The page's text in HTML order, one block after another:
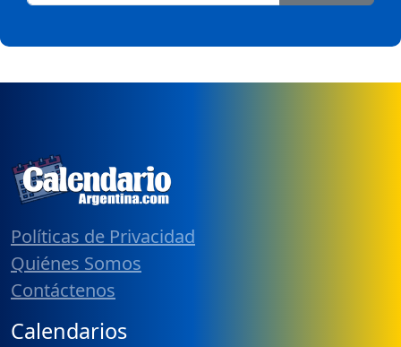
Políticas de Privacidad
Quiénes Somos
Contáctenos
Calendarios